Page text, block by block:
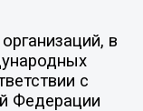
в
с
Федерации